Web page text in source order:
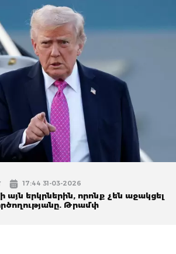
17:44 31-03-2026
այն երկրներին, որոնք չեն աջակցել
Թրամփ